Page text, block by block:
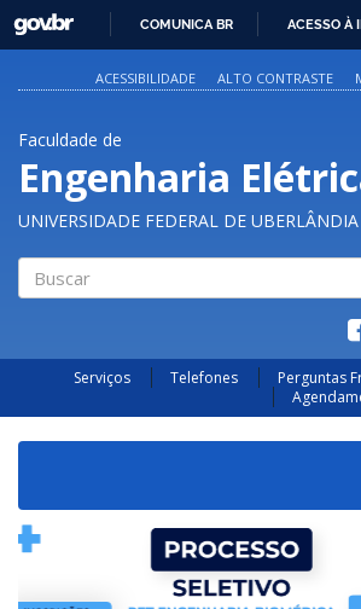
PARA
O
GOVBR
COMUNICA BR ACESSO À
ACESSIBILIDADE ALTO CONTRASTE
Faculdade de
Engenharia
UNIVERSIDADE FEDERAL DE UBERLÂNDIA
Serviços Telefones Perguntas